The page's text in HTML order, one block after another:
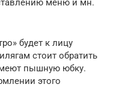
меню и мн.
будет к лицу
стоит обратить
пышную юбку.
этого